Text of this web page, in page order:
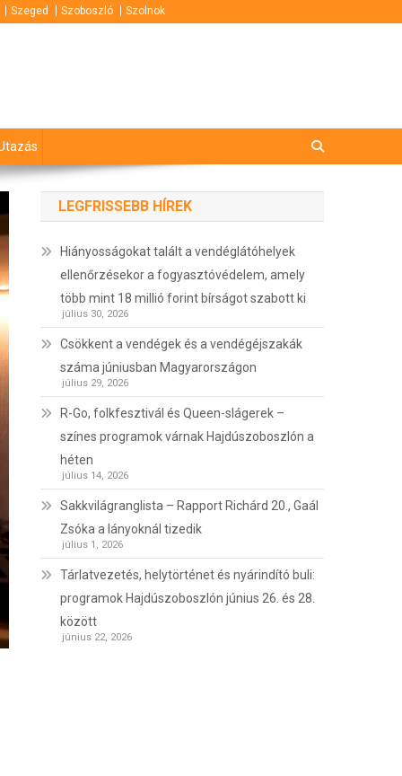
Szeged Szoboszló Szolnok
LEGFRISSEBB HÍREK
Hiányosságokat talált a vendéglátóhelyek
ellenőrzésekor a fogyasztóvédelem, amely
több mint 18 millió forint bírságot szabott ki
július 30, 2026
Csökkent a vendégek és a vendégéjszakák
száma júniusban Magyarországon
július 29, 2026
R-Go, folkfesztivál és Queen-slágerek –
színes programok várnak Hajdúszoboszlón a
héten
július 14, 2026
Sakkvilágranglista – Rapport Richárd 20., Gaál
Zsóka a lányoknál tizedik
július 1, 2026
Tárlatvezetés, helytörténet és nyárindító buli:
programok Hajdúszoboszlón június 26. és 28.
között
június 22, 2026